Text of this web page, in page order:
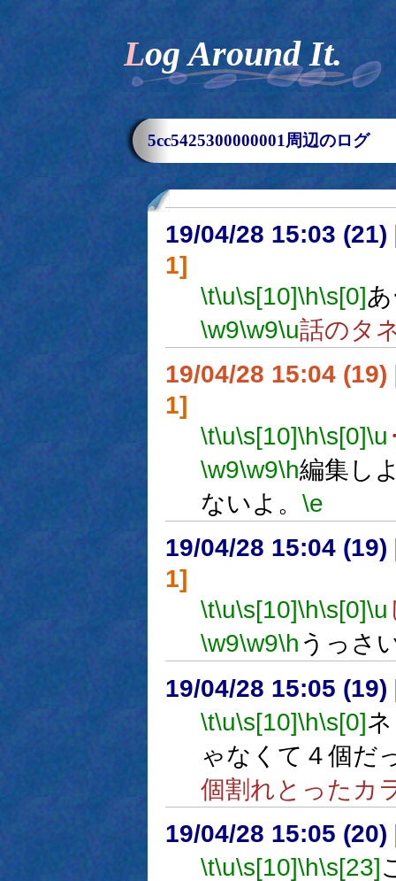
Log Around It.
5cc5425300000001周辺のログ
19/04/28 15:03 (21)
1]
\t\u\s[10]\h\s[0]
\w9\w9\u話のタ
19/04/28 15:04 (19)
1]
\t\u\s[10]\h\s[0]\u
\w9\w9\h編集し
ないよ。 \e
19/04/28 15:04 (19)
1]
\t\u\s[10]\h\s[0]\u
\w9\w9\h うっさ
19/04/28 15:05 (19)
\t\u\s[10]\h\s[0]
ゃなくて４個だ
個割れとったカ
19/04/28 15:05 (20)
\t\u\s[10]\h\s[23]